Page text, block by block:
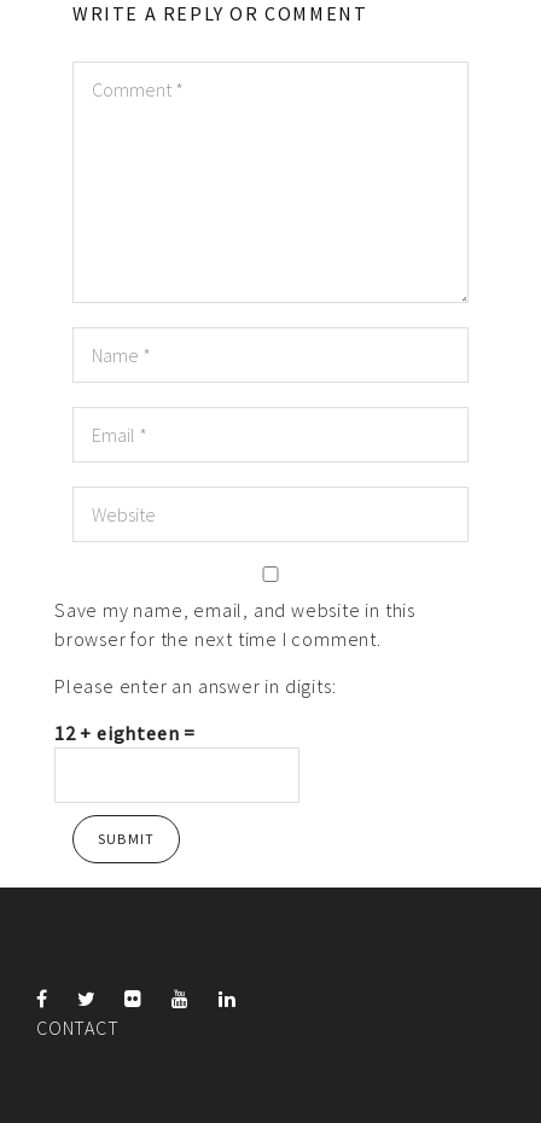
WRITE A REPLY OR COMMENT
Save my name, email, and website in this
browser for the next time I comment.
Please enter an answer in digits:
12 + eighteen =
CONTACT